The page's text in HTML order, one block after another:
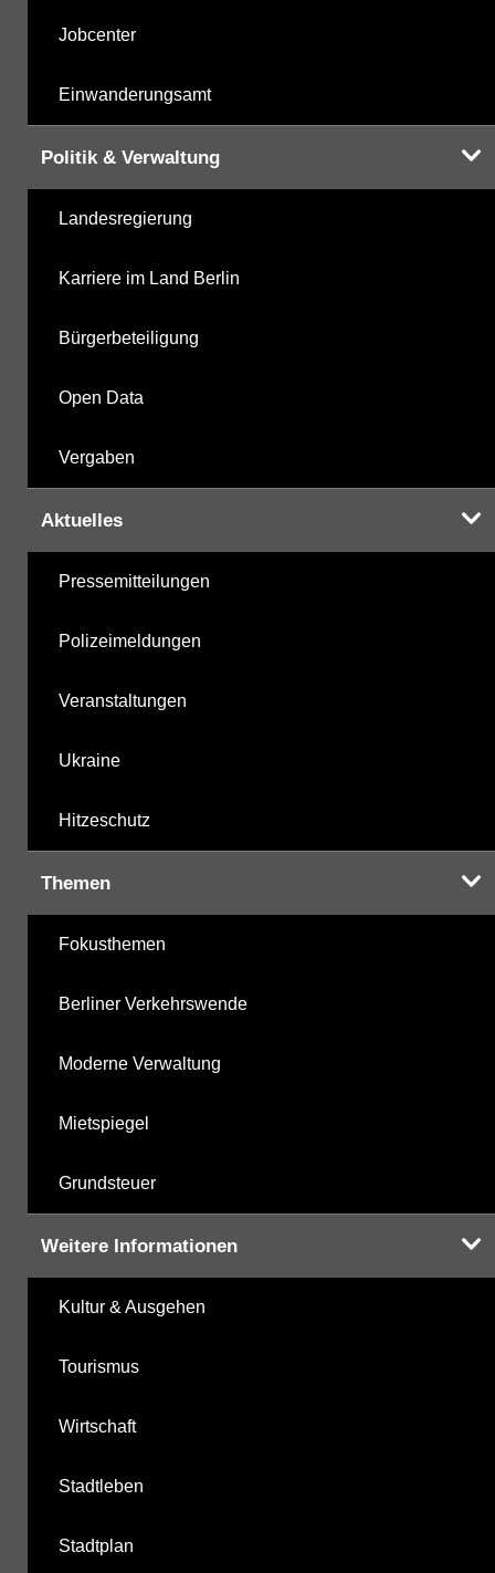
Jobcenter
Einwanderungsamt
Politik & Verwaltung
Landesregierung
Karriere im Land Berlin
Bürgerbeteiligung
Open Data
Vergaben
Aktuelles
Pressemitteilungen
Polizeimeldungen
Veranstaltungen
Ukraine
Hitzeschutz
Themen
Fokusthemen
Berliner Verkehrswende
Moderne Verwaltung
Mietspiegel
Grundsteuer
Weitere Informationen
Kultur & Ausgehen
Tourismus
Wirtschaft
Stadtleben
Stadtplan